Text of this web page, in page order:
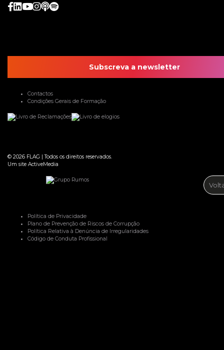
Subscreva a newsletter
Contactos
Condições Gerais de Formação
© 2026 FLAG |Todos os direitos reservados.
Um site ActiveMedia
Política de Privacidade
Plano de Prevenção de Riscos de Corrupção
Política Relativa à Denúncia de Irregularidades
Código de Conduta Profissional